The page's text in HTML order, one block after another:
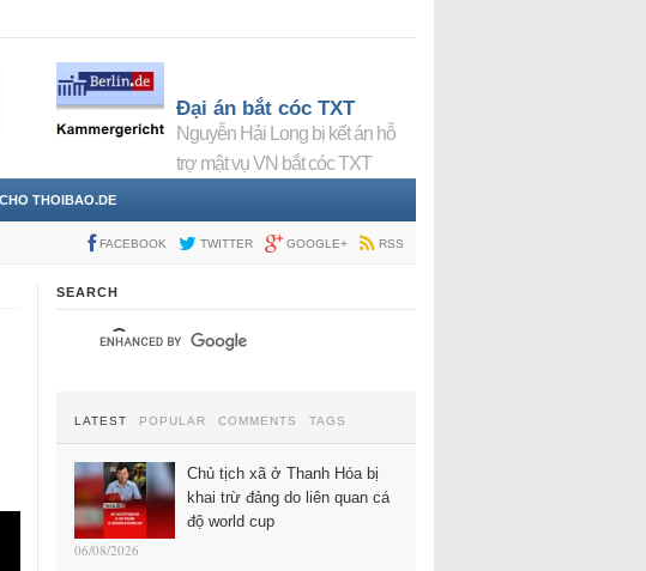
Đại án bắt cóc TXT
Nguyễn Hải Long bị kết án hỗ
trợ mật vụ VN bắt cóc TXT
THOIBAO.DE
FACEBOOK TWITTER GOOGLE+ RSS
SEARCH
LATEST POPULAR COMMENTS TAGS
Chủ tịch xã ở Thanh Hóa bị
khai trừ đảng do liên quan cá
độ world cup
06/08/2026